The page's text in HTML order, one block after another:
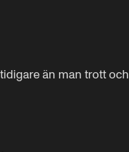
än man trott och